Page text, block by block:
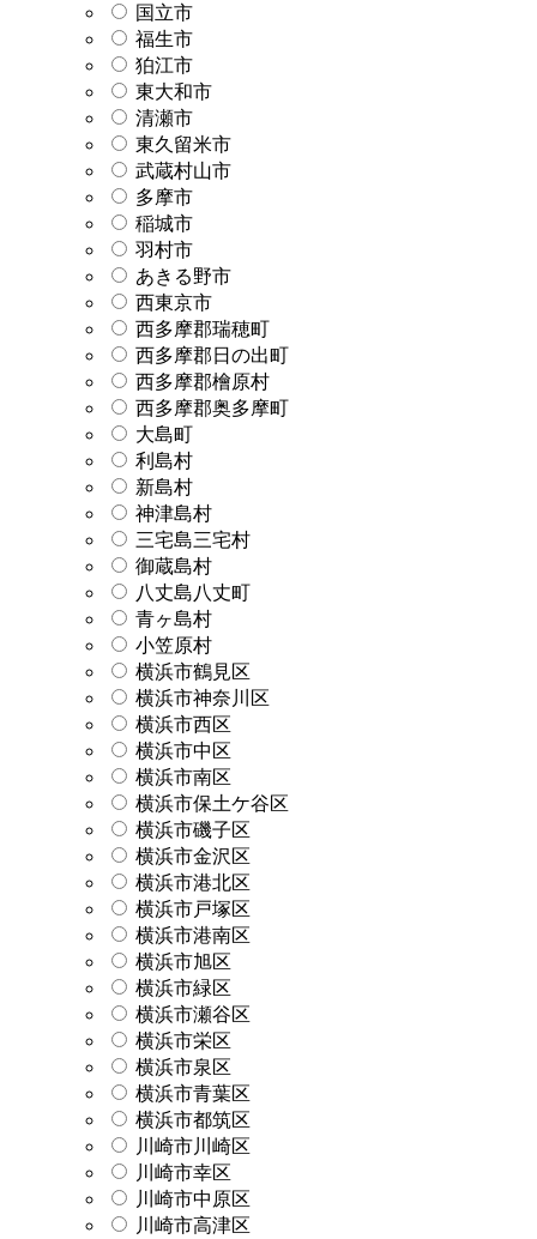
国立市
福生市
狛江市
東大和市
清瀬市
東久留米市
武蔵村山市
多摩市
稲城市
羽村市
あきる野市
西東京市
西多摩郡瑞穂町
西多摩郡日の出町
西多摩郡檜原村
西多摩郡奥多摩町
大島町
利島村
新島村
神津島村
三宅島三宅村
御蔵島村
八丈島八丈町
青ヶ島村
小笠原村
横浜市鶴見区
横浜市神奈川区
横浜市西区
横浜市中区
横浜市南区
横浜市保土ケ谷区
横浜市磯子区
横浜市金沢区
横浜市港北区
横浜市戸塚区
横浜市港南区
横浜市旭区
横浜市緑区
横浜市瀬谷区
横浜市栄区
横浜市泉区
横浜市青葉区
横浜市都筑区
川崎市川崎区
川崎市幸区
川崎市中原区
川崎市高津区